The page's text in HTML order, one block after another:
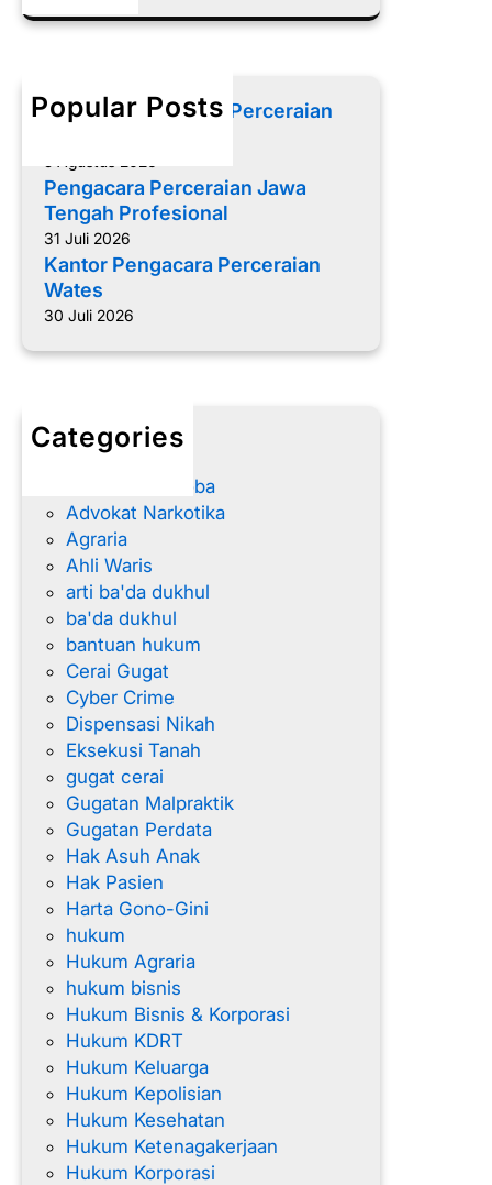
a
h
Popular Posts
Memilih Pengacara Perceraian
Pengacara Perceraian Jawa
Tengah Profesional
31 Juli 2026
Kantor Pengacara Perceraian
Wates
30 Juli 2026
Categories
advokat
Advokat Narkoba
Advokat Narkotika
Agraria
Ahli Waris
arti ba'da dukhul
ba'da dukhul
bantuan hukum
Cerai Gugat
Cyber Crime
Dispensasi Nikah
Eksekusi Tanah
gugat cerai
Gugatan Malpraktik
Gugatan Perdata
Hak Asuh Anak
Hak Pasien
Harta Gono-Gini
hukum
Hukum Agraria
hukum bisnis
Hukum Bisnis & Korporasi
Hukum KDRT
Hukum Keluarga
Hukum Kepolisian
Hukum Kesehatan
Hukum Ketenagakerjaan
Hukum Korporasi